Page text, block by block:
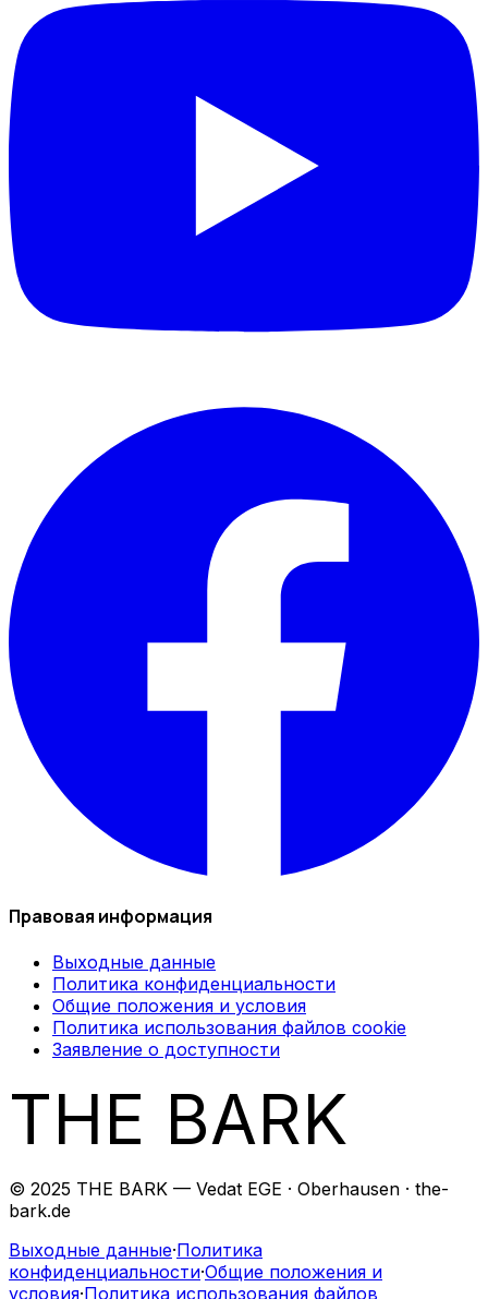
Правовая информация
Выходные данные
Политика конфиденциальности
Общие положения и условия
Политика использования файлов cookie
Заявление о доступности
THE BARK
© 2025 THE BARK — Vedat EGE · Oberhausen · the-
bark.de
Выходные данные·Политика
конфиденциальности·Общие положения и
условия·Политика использования файлов